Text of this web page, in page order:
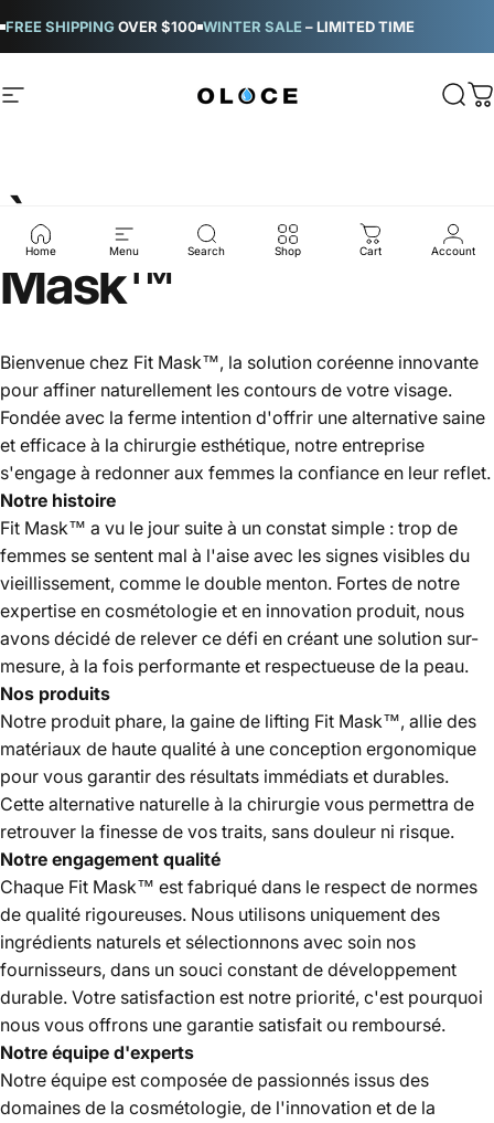
FREE SHIPPING OVER $100 WINTER SALE– LIMITED TIME
Navegación OLOCE
Home Menu Search Shop Cart Account
Àproposde
Fit
Mask™
Bienvenue chez Fit Mask™, la solution coréenne innovante
pour affiner naturellement les contours de votre visage.
Fondée avec la ferme intention d'offrir une alternative saine
et efficace à la chirurgie esthétique, notre entreprise
s'engage à redonner aux femmes la confiance en leur reflet.
Notre histoire
Fit Mask™ a vu le jour suite à un constat simple : trop de
femmes se sentent mal à l'aise avec les signes visibles du
vieillissement, comme le double menton. Fortes de notre
expertise en cosmétologie et en innovation produit, nous
avons décidé de relever ce défi en créant une solution sur-
mesure, à la fois performante et respectueuse de la peau.
Nos produits
Notre produit phare, la gaine de lifting Fit Mask™, allie des
matériaux de haute qualité à une conception ergonomique
pour vous garantir des résultats immédiats et durables.
Cette alternative naturelle à la chirurgie vous permettra de
retrouver la finesse de vos traits, sans douleur ni risque.
Notre engagement qualité
Chaque Fit Mask™ est fabriqué dans le respect de normes
de qualité rigoureuses. Nous utilisons uniquement des
ingrédients naturels et sélectionnons avec soin nos
fournisseurs, dans un souci constant de développement
durable. Votre satisfaction est notre priorité, c'est pourquoi
nous vous offrons une garantie satisfait ou remboursé.
Notre équipe d'experts
Notre équipe est composée de passionnés issus des
domaines de la cosmétologie, de l'innovation et de la